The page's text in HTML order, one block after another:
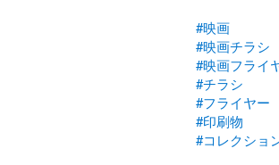
#映画
#映画チラシ
#映画フライ
#チラシ
#フライヤー
#印刷物
#コレクショ